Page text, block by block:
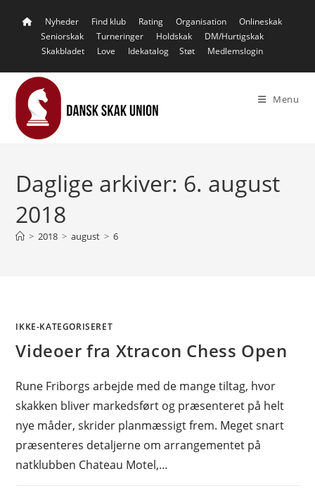
Nyheder Find klub Rating Organisation
Onlineskak
Seniorskak
Turneringer Holdskak
DM/Hurtigskak
Skakbladet
Love Idekatalog Støt Medlemslogin
Menu
Daglige arkiver: 6. august
2018
> 2018 > august > 6
IKKE-KATEGORISERET
Videoer fra Xtracon Chess Open
Rune Friborgs arbejde med de mange tiltag, hvor
skakken bliver markedsført og præsenteret på helt
nye måder, skrider planmæssigt frem. Meget snart
præsenteres detaljerne om arrangementet på
natklubben Chateau Motel,…